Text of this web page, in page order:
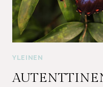
YLEINEN